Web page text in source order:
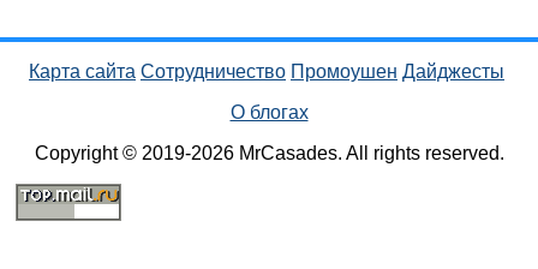
Карта сайта Сотрудничество Промоушен Дайджесты
О блогах
Copyright © 2019-2026 MrCasades. All rights reserved.